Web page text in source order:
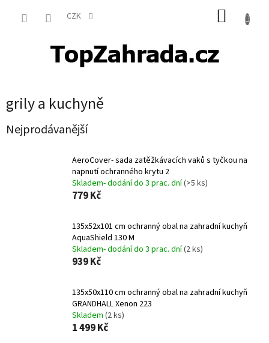
CZK
grily a kuchyně
Nejprodávanější
AeroCover- sada zatěžkávacích vaků s tyčkou na
napnutí ochranného krytu 2
Skladem- dodání do 3 prac. dní(>5 ks)
779 Kč
135x52x101 cm ochranný obal na zahradní kuchyň
AquaShield 130 M
Skladem- dodání do 3 prac. dní(2 ks)
939 Kč
135x50x110 cm ochranný obal na zahradní kuchyň
GRANDHALL Xenon 223
Skladem (2 ks)
1 499 Kč